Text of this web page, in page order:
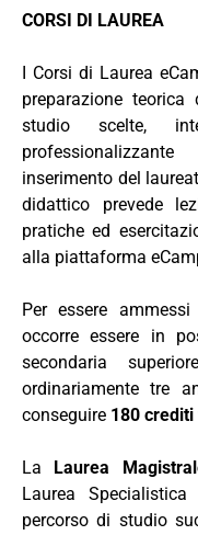
CORSI DI LAUREA
I Corsi di Laurea
preparazione
studio scelte,
inserimento del
didattico prevede
pratiche ed
alla piattaforma
Per essere
occorre essere in
secondaria
ordinariamente tre
conseguire 180
La Laurea
Laurea
percorso di studio